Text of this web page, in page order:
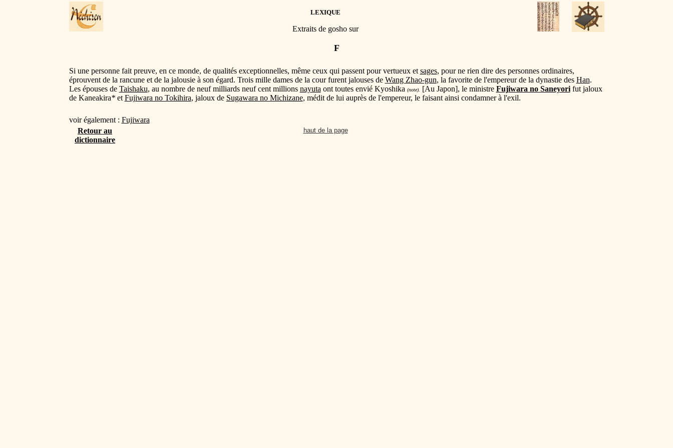
LEXIQUE
Extraits de gosho sur
F
Si une personne fait preuve, en ce monde, de qualités exceptionnelles, même ceux qui passent pour vertueux et sages, pour ne rien dire des personnes ordinaires,
éprouvent de la rancune et de la jalousie à son égard. Trois mille dames de la cour furent jalouses de Wang Zhao-gun, la favorite de l'empereur de la dynastie des Han.
Les épouses de Taishaku, au nombre de neuf milliards neuf cent millions nayuta ont toutes envié Kyoshika (note). [Au Japon], le ministre Fujiwara no Saneyorifut jaloux
de Kaneakira* et Fujiwara no Tokihira, jaloux de Sugawara no Michizane, médit de lui auprès de l'empereur, le faisant ainsi condamner à l'exil.
voir également : Fujiwara
Retour au
dictionnaire
haut de la page